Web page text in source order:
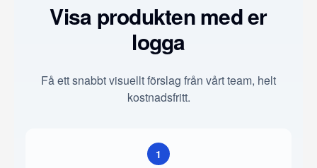
Visa produkten med er
logga
Få ett snabbt visuellt förslag från vårt team, helt
kostnadsfritt.
1